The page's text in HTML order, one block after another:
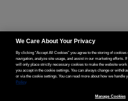
We Care About Your Privacy
By clicking “Accept All Cookies” you agree to the storing of
navigation, analyze site usage, and assist in our marketing efforts.
will only place strictly necessary cookies to make the website work
you accept in the cookie settings. You can always change or
or via the cookie settings. You can read more about how we handle
Policy
Manage Cookies